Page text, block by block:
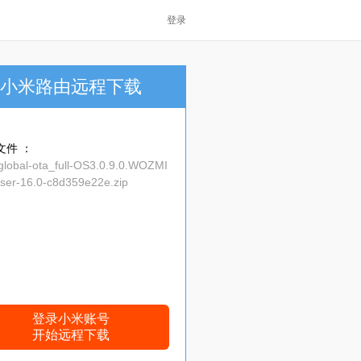
登录
小米路由远程下载
件 ：
ota_full-OS3.0.9.0.WOZMI
16.0-c8d359e22e.zip
登录小米账号
开始远程下载